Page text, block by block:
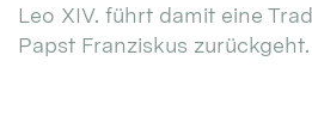
Leo XIV. führt damit eine
Papst Franziskus zurückgeht.